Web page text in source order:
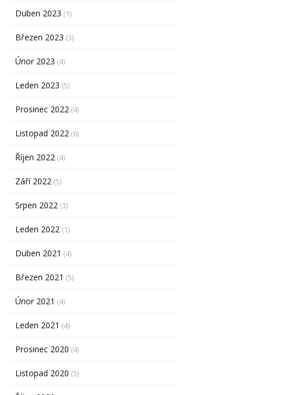
Duben 2023 (1)
Březen 2023 (3)
Únor 2023 (4)
Leden 2023 (5)
Prosinec 2022 (4)
Listopad 2022 (6)
Říjen 2022 (4)
Září 2022 (5)
Srpen 2022 (3)
Leden 2022 (1)
Duben 2021 (4)
Březen 2021 (5)
Únor 2021 (4)
Leden 2021 (4)
Prosinec 2020 (4)
Listopad 2020 (5)